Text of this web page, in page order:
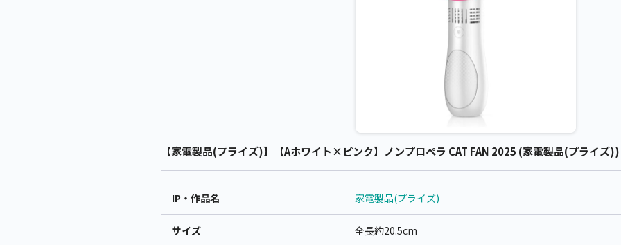
【家電製品(プライズ)】【Aホワイト×ピンク】ノンプロペラ CAT FAN 2025 (家電製品(プライズ
IP・作品名 家電製品(プライズ)
サイズ 全長約20.5cm